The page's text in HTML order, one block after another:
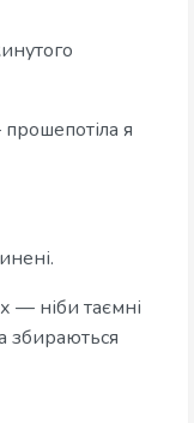
я
— ніби таємні
збираються